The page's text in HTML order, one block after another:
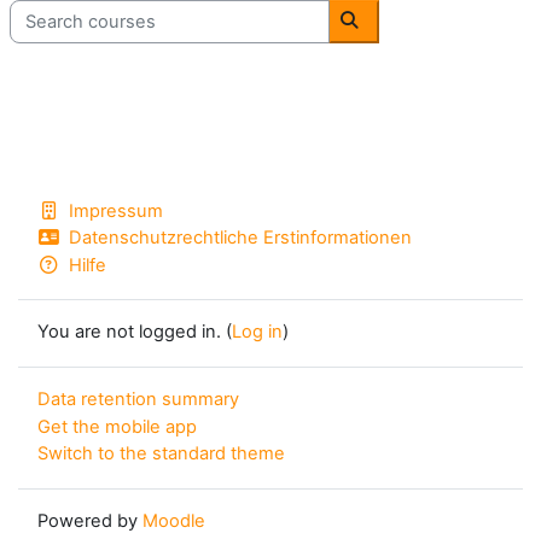
Search courses
Search courses
Impressum
Datenschutzrechtliche Erstinformationen
Hilfe
You are not logged in. (Log in)
Data retention summary
Get the mobile app
Switch to the standard theme
Powered by Moodle